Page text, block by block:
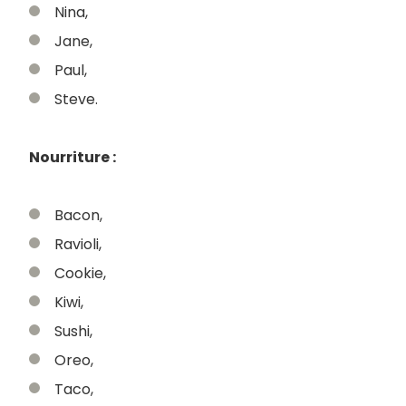
Nina,
Jane,
Paul,
Steve.
Nourriture :
Bacon,
Ravioli,
Cookie,
Kiwi,
Sushi,
Oreo,
Taco,